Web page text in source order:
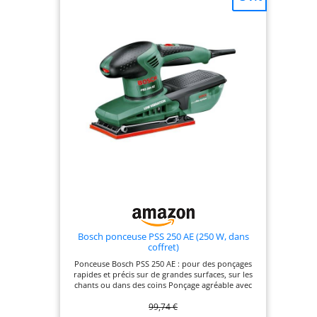
vaciar y reutilizar,
de poliéster
extraduradero
Avec un
démarrage jusqu'à
25 % supérieur : le
système de
régulation
surface de travail
Bosch ponceuse PSS 250 AE (250 W, dans
coffret)
Ponceuse Bosch PSS 250 AE : pour des ponçages
rapides et précis sur de grandes surfaces, sur les
chants ou dans des coins Ponçage agréable avec
optimisé Ponçage sans poussière grâce à
99,74 €